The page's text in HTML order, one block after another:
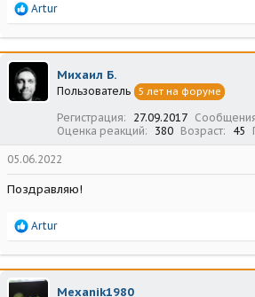
Р
а
к
ц
и
и
Artur
Михаил Б.
Пользователь 5 лет на форуме
Регистрация 27.09.2017
Оценка реакций
380 Возраст 45
05.06.2022
Поздравляю!
Р
а
к
ц
Artur
Mexanik1980